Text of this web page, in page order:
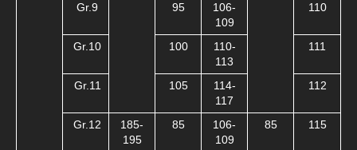
Gr.9 95
106-
109
110
Gr.10 100
110-
113
111
Gr.11 105
114-
117
112
Gr.12
185-
195
85
106-
109
85 115